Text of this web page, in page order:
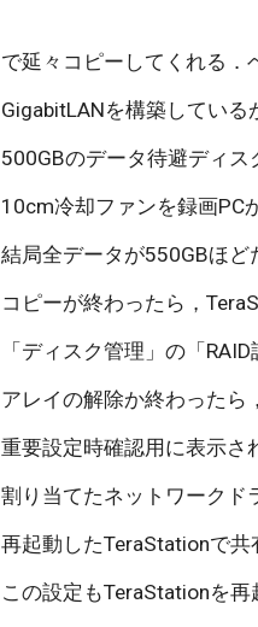
で延々コピーしてくれる．
GigabitLANを構築している
500GBのデータ待避ディス
10cm冷却ファンを録画PC
結局全データが550GBほど
コピーが終わったら，
「ディスク管理」の「
アレイの解除か終わったら
重要設定時確認用に表示さ
割り当てたネットワークド
再起動したTeraStationで共
この設定もTeraStationを